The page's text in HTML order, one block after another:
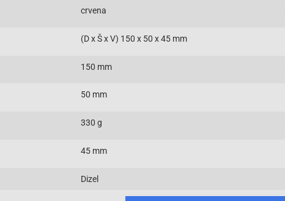
crvena
(D x Š x V) 150 x 50 x 45 mm
150 mm
50 mm
330 g
45 mm
Dizel